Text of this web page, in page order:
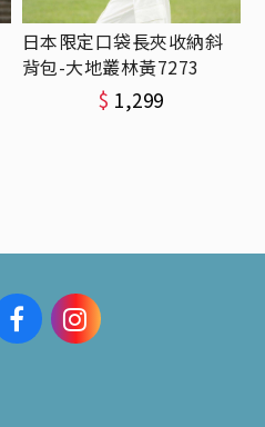
日本限定口袋長夾收納斜
背包-大地叢林黃7273
$ 1,299